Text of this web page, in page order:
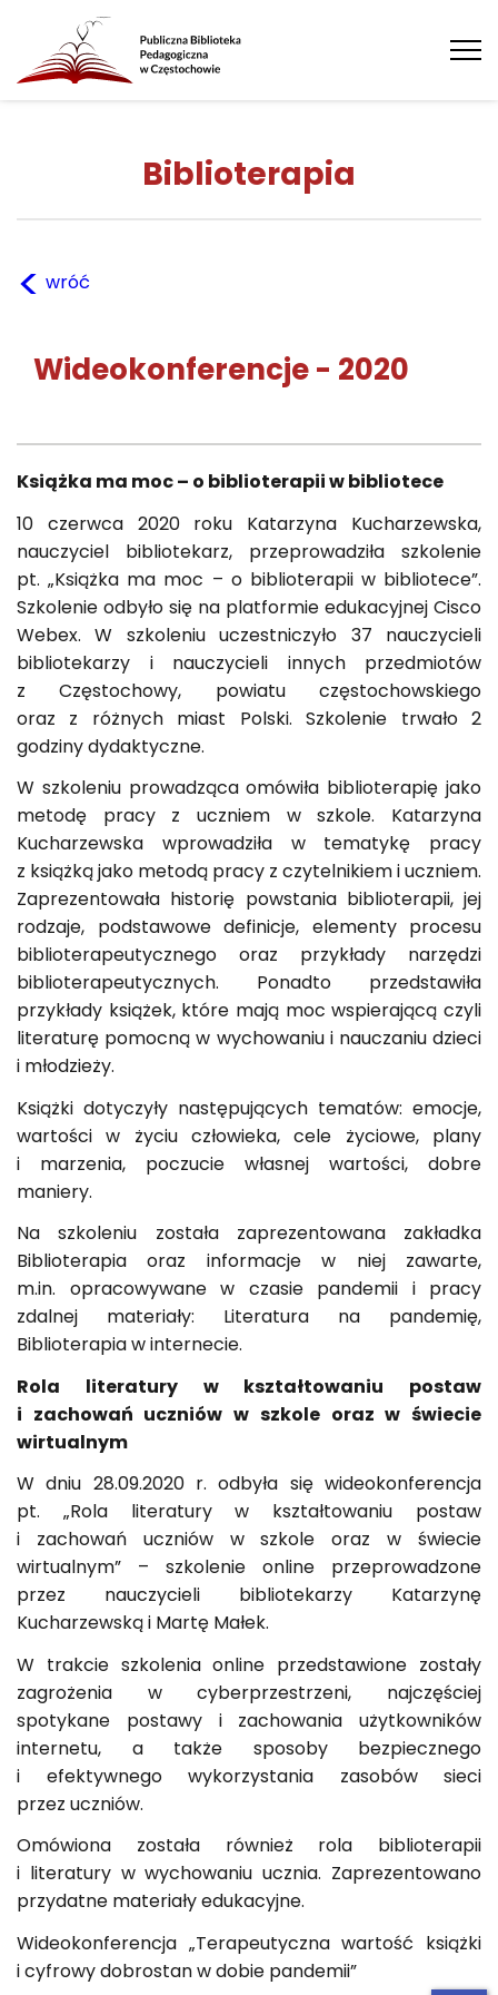
Biblioterapia
< wróć
Wideokonferencje - 2020
Książka ma moc – o biblioterapii w bibliotece
10 czerwca 2020 roku Katarzyna Kucharzewska,
nauczyciel bibliotekarz, przeprowadziła szkolenie
pt. „Książka ma moc – o biblioterapii w bibliotece”.
Szkolenie odbyło się na platformie edukacyjnej Cisco
Webex. W szkoleniu uczestniczyło 37 nauczycieli
bibliotekarzy i nauczycieli innych przedmiotów
z Częstochowy, powiatu częstochowskiego
oraz z różnych miast Polski. Szkolenie trwało 2
godziny dydaktyczne.
W szkoleniu prowadząca omówiła biblioterapię jako
metodę pracy z uczniem w szkole. Katarzyna
Kucharzewska wprowadziła w tematykę pracy
z książką jako metodą pracy z czytelnikiem i uczniem.
Zaprezentowała historię powstania biblioterapii, jej
rodzaje, podstawowe definicje, elementy procesu
biblioterapeutycznego oraz przykłady narzędzi
biblioterapeutycznych. Ponadto przedstawiła
przykłady książek, które mają moc wspierającą czyli
literaturę pomocną w wychowaniu i nauczaniu dzieci
i młodzieży.
Książki dotyczyły następujących tematów: emocje,
wartości w życiu człowieka, cele życiowe, plany
i marzenia, poczucie własnej wartości, dobre
maniery.
Na szkoleniu została zaprezentowana zakładka
Biblioterapia oraz informacje w niej zawarte,
m.in. opracowywane w czasie pandemii i pracy
zdalnej materiały: Literatura na pandemię,
Biblioterapia w internecie.
Rola literatury w kształtowaniu postaw
i zachowań uczniów w szkole oraz w świecie
wirtualnym
W dniu 28.09.2020 r. odbyła się wideokonferencja
pt. „Rola literatury w kształtowaniu postaw
i zachowań uczniów w szkole oraz w świecie
wirtualnym” – szkolenie online przeprowadzone
przez nauczycieli bibliotekarzy Katarzynę
Kucharzewską i Martę Małek.
W trakcie szkolenia online przedstawione zostały
zagrożenia w cyberprzestrzeni, najczęściej
spotykane postawy i zachowania użytkowników
internetu, a także sposoby bezpiecznego
i efektywnego wykorzystania zasobów sieci
przez uczniów.
Omówiona została również rola biblioterapii
i literatury w wychowaniu ucznia. Zaprezentowano
przydatne materiały edukacyjne.
Wideokonferencja „Terapeutyczna wartość książki
i cyfrowy dobrostan w dobie pandemii”